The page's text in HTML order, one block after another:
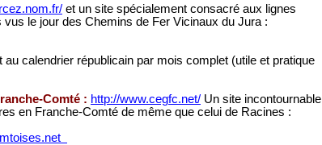
et un site spécialement consacré aux lignes
le jour des Chemins de Fer Vicinaux du Jura :
au calendrier républicain par mois complet (utile et pratique
Comté : http://www.cegfc.net/ Un site incontournable
en Franche-Comté de même que celui de Racines :